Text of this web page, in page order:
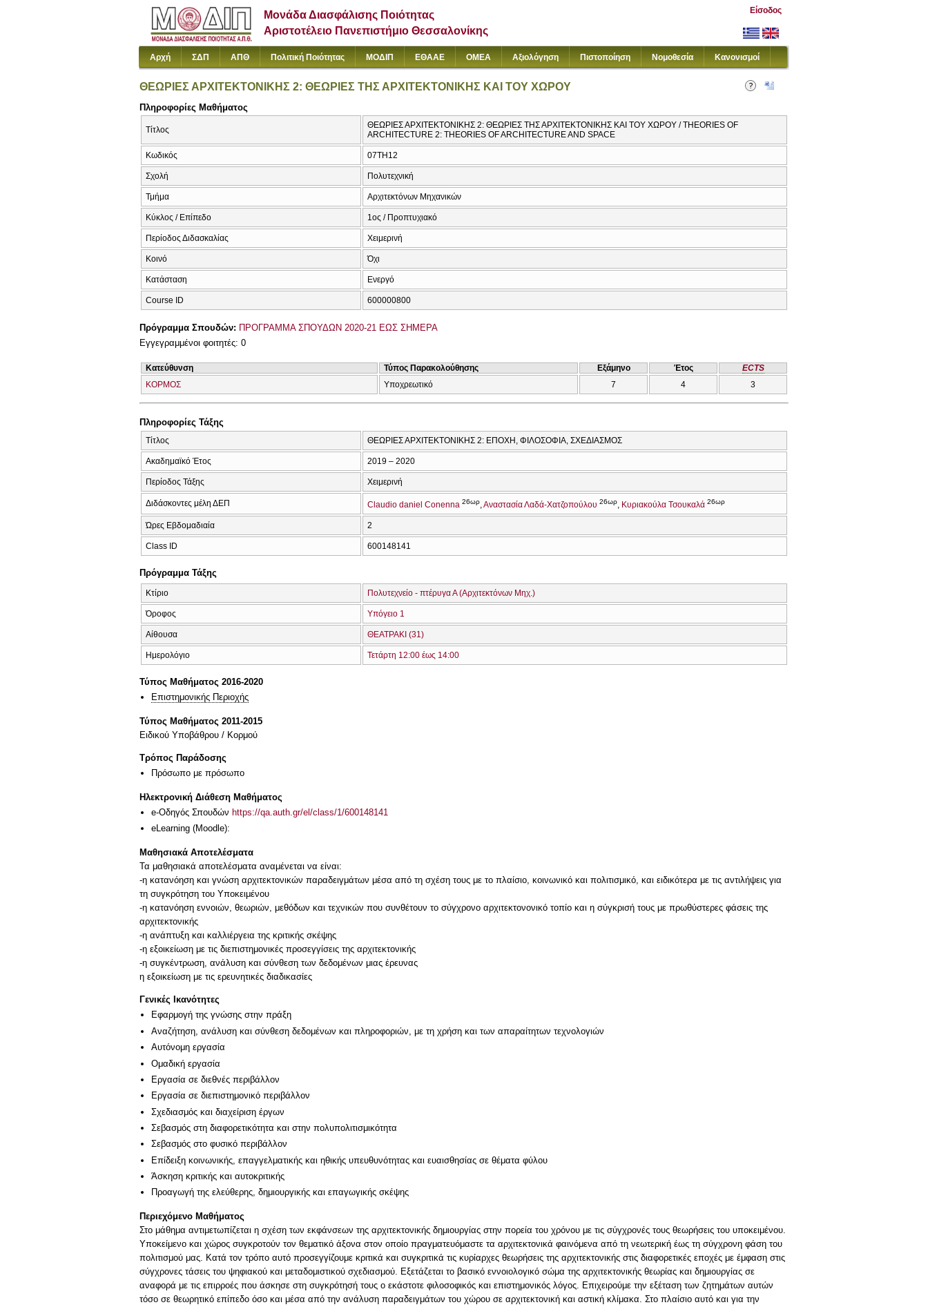
Μονάδα Διασφάλισης Ποιότητας
Αριστοτέλειο Πανεπιστήμιο Θεσσαλονίκης
Είσοδος
Αρχή ΣΔΠ ΑΠΘ Πολιτική Ποιότητας ΜΟΔΙΠ ΕΘΑΑΕ ΟΜΕΑ Αξιολόγηση Πιστοποίηση Νομοθεσία Κανονισμοί
ΘΕΩΡΙΕΣ ΑΡΧΙΤΕΚΤΟΝΙΚΗΣ 2: ΘΕΩΡΙΕΣ ΤΗΣ ΑΡΧΙΤΕΚΤΟΝΙΚΗΣ ΚΑΙ ΤΟΥ ΧΩΡΟΥ
Πληροφορίες Μαθήματος
Τίτλος
ΘΕΩΡΙΕΣ ΑΡΧΙΤΕΚΤΟΝΙΚΗΣ 2: ΘΕΩΡΙΕΣ ΤΗΣ ΑΡΧΙΤΕΚΤΟΝΙΚΗΣ ΚΑΙ ΤΟΥ ΧΩΡΟΥ / THEORIES OF
ARCHITECTURE 2: THEORIES OF ARCHITECTURE AND SPACE
Κωδικός 07TH12
Σχολή Πολυτεχνική
Τμήμα Αρχιτεκτόνων Μηχανικών
Κύκλος / Επίπεδο 1ος / Προπτυχιακό
Περίοδος Διδασκαλίας Χειμερινή
Κοινό Όχι
Κατάσταση Ενεργό
Course ID 600000800
Πρόγραμμα Σπουδών: ΠΡΟΓΡΑΜΜΑ ΣΠΟΥΔΩΝ 2020-21 ΕΩΣ ΣΗΜΕΡΑ
Εγγεγραμμένοι φοιτητές: 0
Κατεύθυνση Τύπος Παρακολούθησης Εξάμηνο Έτος
ECTS
ΚΟΡΜΟΣ
Υποχρεωτικό 7 4 3
Πληροφορίες Τάξης
Τίτλος ΘΕΩΡΙΕΣ ΑΡΧΙΤΕΚΤΟΝΙΚΗΣ 2: ΕΠΟΧΗ, ΦΙΛΟΣΟΦΙΑ, ΣΧΕΔΙΑΣΜΟΣ
Ακαδημαϊκό Έτος 2019 – 2020
Περίοδος Τάξης Χειμερινή
Διδάσκοντες μέλη ΔΕΠ Claudio daniel Conenna 26ωρ Αναστασία Λαδά-Χατζοπούλου 26ωρ Κυριακούλα Τσουκαλά 26ωρ
Ώρες Εβδομαδιαία 2
Class ID 600148141
Πρόγραμμα Τάξης
Κτίριο Πολυτεχνείο - πτέρυγα Α (Αρχιτεκτόνων Μηχ.)
Όροφος Υπόγειο 1
Αίθουσα ΘΕΑΤΡΑΚΙ (31)
Ημερολόγιο Τετάρτη 12:00 έως 14:00
Τύπος Μαθήματος 2016-2020
Επιστημονικής Περιοχής
Τύπος Μαθήματος 2011-2015
Ειδικού Υποβάθρου / Κορμού
Τρόπος Παράδοσης
Πρόσωπο με πρόσωπο
Ηλεκτρονική Διάθεση Μαθήματος
e-Οδηγός Σπουδών https://qa.auth.gr/el/class/1/600148141
eLearning (Moodle):
Μαθησιακά Αποτελέσματα
Τα μαθησιακά αποτελέσματα αναμένεται να είναι:
-η κατανόηση και γνώση αρχιτεκτονικών παραδειγμάτων μέσα από τη σχέση τους με το πλαίσιο, κοινωνικό και πολιτισμικό, και ειδικότερα με τις αντιλήψεις για
τη συγκρότηση του Υποκειμένου
-η κατανόηση εννοιών, θεωριών, μεθόδων και τεχνικών που συνθέτουν το σύγχρονο αρχιτεκτονονικό τοπίο και η σύγκρισή τους με πρωθύστερες φάσεις της
αρχιτεκτονικής
-η ανάπτυξη και καλλιέργεια της κριτικής σκέψης
-η εξοικείωση με τις διεπιστημονικές προσεγγίσεις της αρχιτεκτονικής
-η συγκέντρωση, ανάλυση και σύνθεση των δεδομένων μιας έρευνας
η εξοικείωση με τις ερευνητικές διαδικασίες
Γενικές Ικανότητες
Εφαρμογή της γνώσης στην πράξη
Αναζήτηση, ανάλυση και σύνθεση δεδομένων και πληροφοριών, με τη χρήση και των απαραίτητων τεχνολογιών
Αυτόνομη εργασία
Ομαδική εργασία
Εργασία σε διεθνές περιβάλλον
Εργασία σε διεπιστημονικό περιβάλλον
Σχεδιασμός και διαχείριση έργων
Σεβασμός στη διαφορετικότητα και στην πολυπολιτισμικότητα
Σεβασμός στο φυσικό περιβάλλον
Επίδειξη κοινωνικής, επαγγελματικής και ηθικής υπευθυνότητας και ευαισθησίας σε θέματα φύλου
Άσκηση κριτικής και αυτοκριτικής
Προαγωγή της ελεύθερης, δημιουργικής και επαγωγικής σκέψης
Περιεχόμενο Μαθήματος
Στο μάθημα αντιμετωπίζεται η σχέση των εκφάνσεων της αρχιτεκτονικής δημιουργίας στην πορεία του χρόνου με τις σύγχρονές τους θεωρήσεις του υποκειμένου.
Υποκείμενο και χώρος συγκροτούν τον θεματικό άξονα στον οποίο πραγματευόμαστε τα αρχιτεκτονικά φαινόμενα από τη νεωτερική έως τη σύγχρονη φάση του
πολιτισμού μας. Κατά τον τρόπο αυτό προσεγγίζουμε κριτικά και συγκριτικά τις κυρίαρχες θεωρήσεις της αρχιτεκτονικής στις διαφορετικές εποχές με έμφαση στις
σύγχρονες τάσεις του ψηφιακού και μεταδομιστικού σχεδιασμού. Εξετάζεται το βασικό εννοιολογικό σώμα της αρχιτεκτονικής θεωρίας και δημιουργίας σε
αναφορά με τις επιρροές που άσκησε στη συγκρότησή τους ο εκάστοτε φιλοσοφικός και επιστημονικός λόγος. Επιχειρούμε την εξέταση των ζητημάτων αυτών
τόσο σε θεωρητικό επίπεδο όσο και μέσα από την ανάλυση παραδειγμάτων του χώρου σε αρχιτεκτονική και αστική κλίμακα. Στο πλαίσιο αυτό και για την